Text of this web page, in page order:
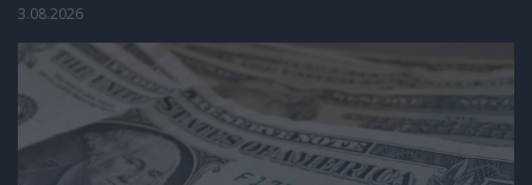
3.08.2026